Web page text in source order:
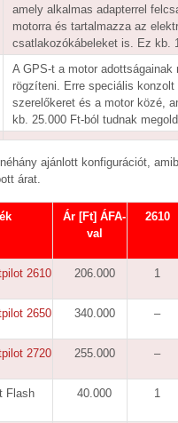
amely alkalmas adapterrel
motorra és tartalmazza az
csatlakozókábeleket is. Ez kb.
A GPS-t a motor adottságainak
rögzíteni. Erre speciális
szerelőkeret és a motor közé,
kb. 25.000 Ft-ból tudnak
ajánlott konfigurációt,
árat.
Ár [Ft] ÁFA-
val
2610
2610 206.000 1
2650 340.000 –
2720 255.000 –
Flash
40.000 1